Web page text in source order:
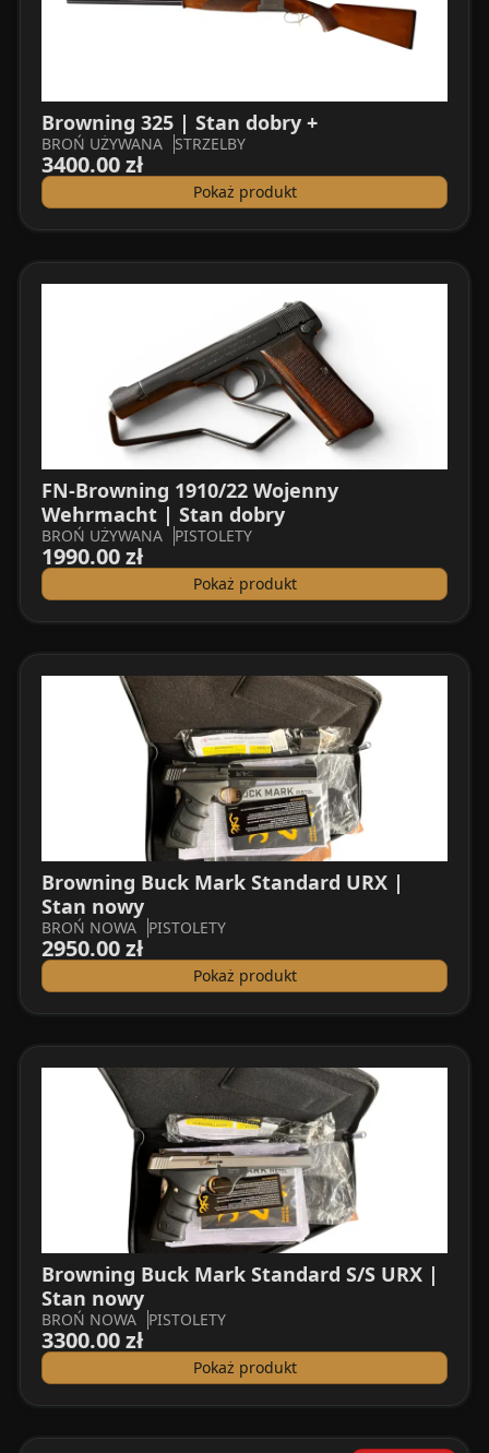
Browning 325 | Stan dobry +
BROŃ UŻYWANA STRZELBY
3400.00 zł
Pokaż produkt
FN-Browning 1910/22 Wojenny
Wehrmacht | Stan dobry
BROŃ UŻYWANA PISTOLETY
1990.00 zł
Pokaż produkt
Browning Buck Mark Standard URX |
Stan nowy
BROŃ NOWA PISTOLETY
2950.00 zł
Pokaż produkt
Browning Buck Mark Standard S/S URX |
Stan nowy
BROŃ NOWA PISTOLETY
3300.00 zł
Pokaż produkt